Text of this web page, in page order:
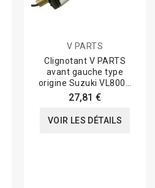
V PARTS
Clignotant V PARTS
avant gauche type
origine Suzuki VL800C
Intruder
27,81 €
VOIR LES DÉTAILS